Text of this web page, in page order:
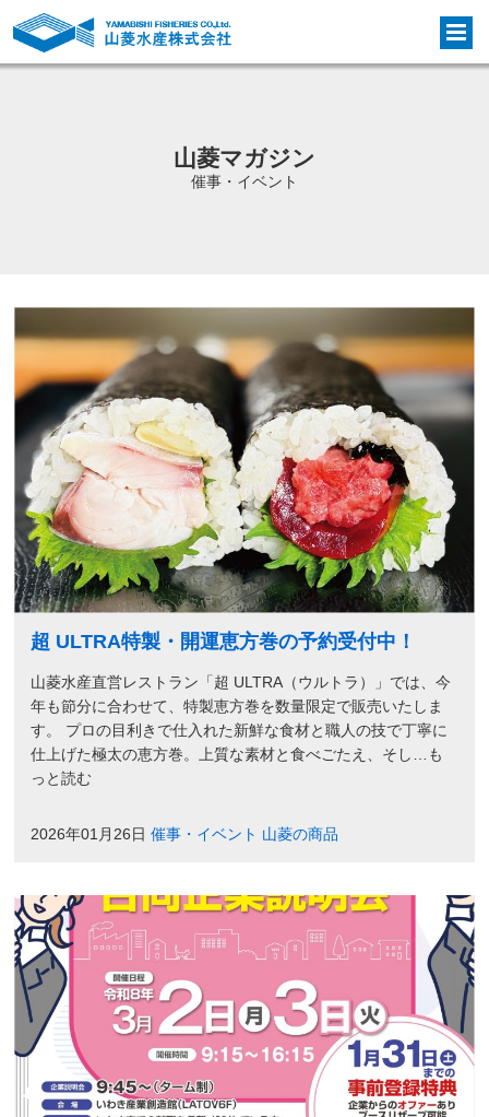
山菱マガジン
催事・イベント
超 ULTRA特製・開運恵方巻の予約受付中！
山菱水産直営レストラン「超 ULTRA（ウルトラ）」では、今
年も節分に合わせて、特製恵方巻を数量限定で販売いたしま
す。 プロの目利きで仕入れた新鮮な食材と職人の技で丁寧に
仕上げた極太の恵方巻。上質な素材と食べごたえ、そし…も
っと読む
2026年01月26日催事・イベント 山菱の商品